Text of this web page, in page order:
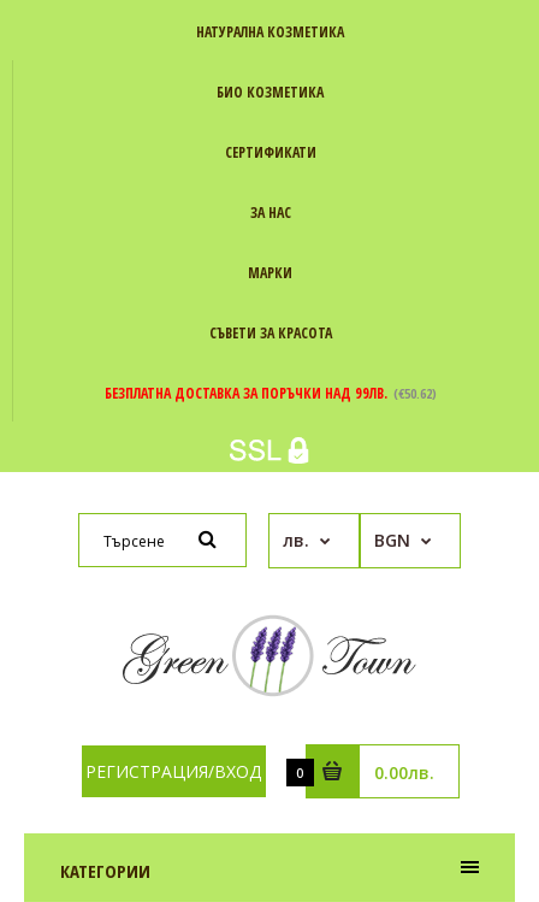
НАТУРАЛНА КОЗМЕТИКА
БИО КОЗМЕТИКА
СЕРТИФИКАТИ
ЗА НАС
МАРКИ
СЪВЕТИ ЗА КРАСОТА
БЕЗПЛАТНА ДОСТАВКА ЗА ПОРЪЧКИ НАД 99ЛВ. (€50.62)
лв. BGN
РЕГИСТРАЦИЯ/ВХОД 0 0.00лв.
КАТЕГОРИИ